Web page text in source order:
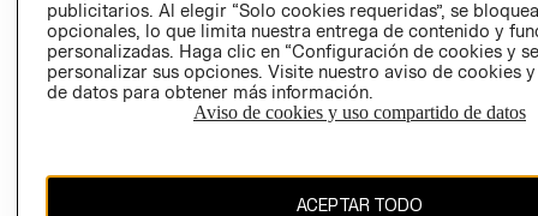
CAMBIAR REGIÓN
publicitarios. Al elegir “Solo cookies requeridas”, se
opcionales, lo que limita nuestra entrega de contenido y
personalizadas. Haga clic en “Configuración de cookies y
personalizar sus opciones. Visite nuestro aviso de cookies
de datos para obtener más información.
Aviso de cookies y uso compartido de datos
ACEPTAR TODO